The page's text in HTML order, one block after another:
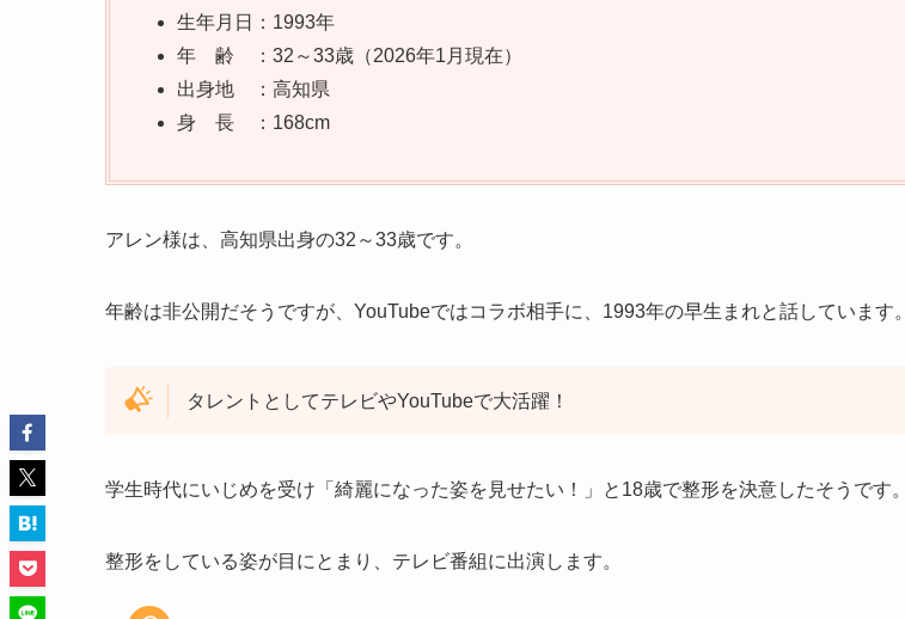
生年月日：1993年
年 齢 ：32～33歳（2026年1月現在）
出身地 ：高知県
身 長 ：168cm
アレン様は、高知県出身の32～33歳です。
年齢は非公開だそうですが、YouTubeではコラボ相手に、1993年の早生まれと話しています。
タレントとしてテレビやYouTubeで大活躍！
学生時代にいじめを受け「綺麗になった姿を見せたい！」と18歳で整形を決意したそうです。
整形をしている姿が目にとまり、テレビ番組に出演します。